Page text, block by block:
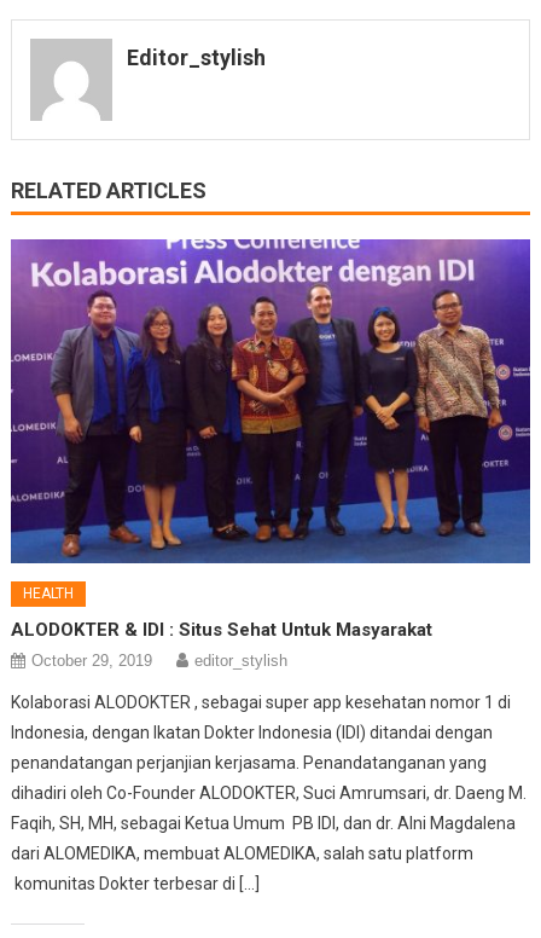
Editor_stylish
RELATED ARTICLES
HEALTH
ALODOKTER & IDI : Situs Sehat Untuk Masyarakat
October 29, 2019 editor_stylish
Kolaborasi ALODOKTER , sebagai super app kesehatan nomor 1 di
Indonesia, dengan Ikatan Dokter Indonesia (IDI) ditandai dengan
penandatangan perjanjian kerjasama. Penandatanganan yang
dihadiri oleh Co-Founder ALODOKTER, Suci Amrumsari, dr. Daeng M.
Faqih, SH, MH, sebagai Ketua Umum PB IDI, dan dr. Alni Magdalena
dari ALOMEDIKA, membuat ALOMEDIKA, salah satu platform
komunitas Dokter terbesar di […]